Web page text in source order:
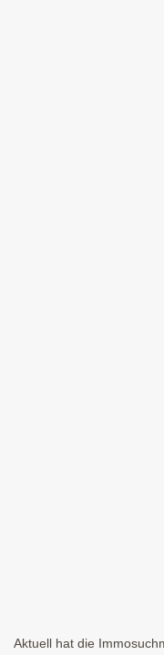
Aktuell hat die